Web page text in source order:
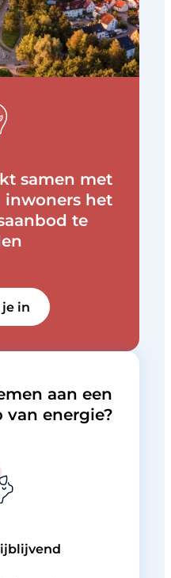
samen met
inwoners het
te
in
aan een
van energie?